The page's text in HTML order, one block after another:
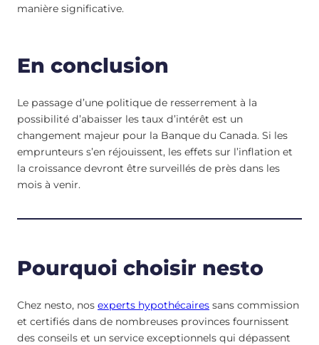
manière significative.
En conclusion
Le passage d’une politique de resserrement à la
possibilité d’abaisser les taux d’intérêt est un
changement majeur pour la Banque du Canada. Si les
emprunteurs s’en réjouissent, les effets sur l’inflation et
la croissance devront être surveillés de près dans les
mois à venir.
Pourquoi choisir nesto
Chez nesto, nos experts hypothécaires sans commission
et certifiés dans de nombreuses provinces fournissent
des conseils et un service exceptionnels qui dépassent